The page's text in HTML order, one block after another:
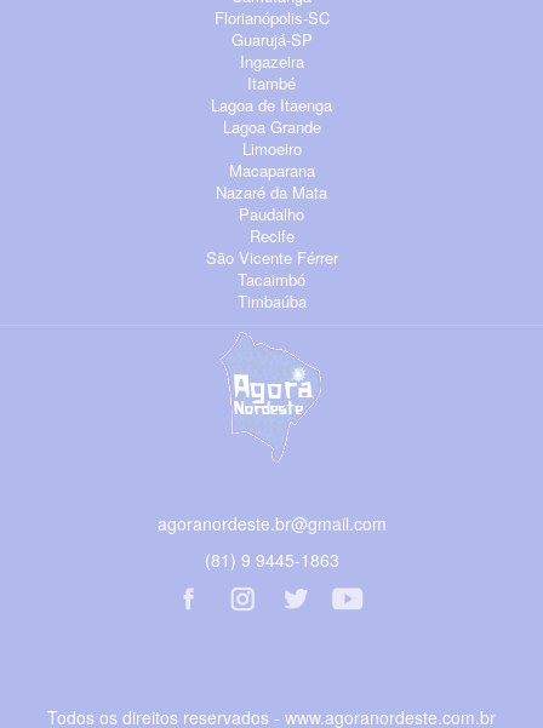
Florianópolis-SC
Guarujá-SP
Ingazeira
Itambé
Lagoa de Itaenga
Lagoa Grande
Limoeiro
Macaparana
Nazaré da Mata
Paudalho
Recife
São Vicente Férrer
Tacaimbó
Timbaúba
agoranordeste.br@gmail.com
(81) 9 9445-1863
Todos os direitos reservados - www.agoranordeste.com.br